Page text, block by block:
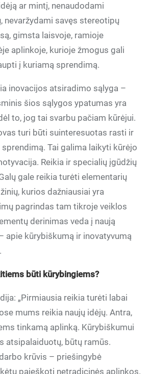
ar mintį, nenaudodami
nevaržydami savęs stereotipų
gimsta laisvoje, ramioje
aplinkoje, kurioje žmogus gali
į kuriamą sprendimą.
inovacijos atsiradimo sąlyga –
šios sąlygos ypatumas yra
to, jog tai svarbu pačiam kūrėjui.
turi būti suinteresuotas rasti ir
Tai galima laikyti kūrėjo
Reikia ir specialių įgūdžių
gale reikia turėti elementarių
kurios dažniausiai yra
pagrindas tam tikroje veiklos
derinimas veda į naują
apie kūrybiškumą ir inovatyvumą
būti kūrybingiems?
„Pirmiausia reikia turėti labai
mums reikia naujų idėjų. Antra,
tinkamą aplinką. Kūrybiškumui
atsipalaiduotų, būtų ramūs.
krūvis – priešingybė
paieškoti netradicinės aplinkos.